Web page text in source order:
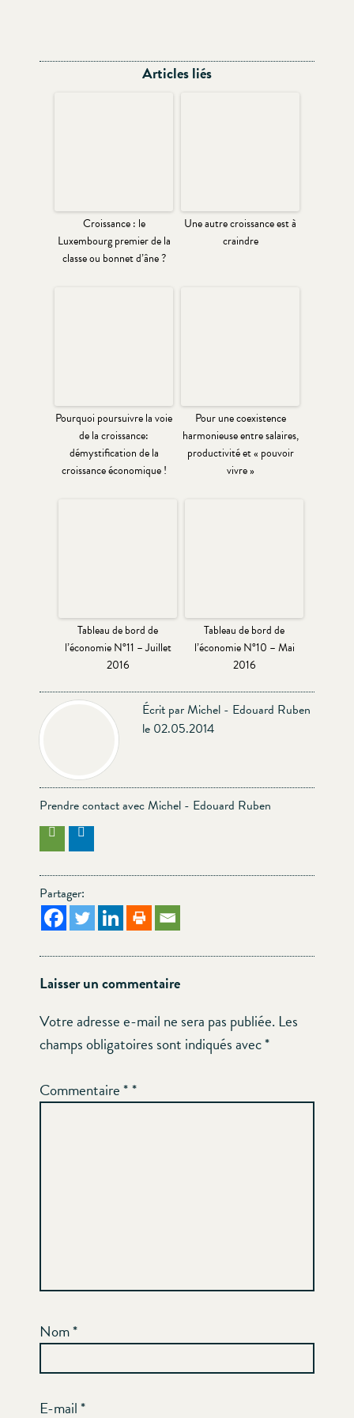
Articles liés
Croissance : le
Luxembourg premier de la
classe ou bonnet d’âne ?
Une autre croissance est à
craindre
Pourquoi poursuivre la voie
de la croissance:
démystification de la
croissance économique !
Pour une coexistence
harmonieuse entre salaires,
productivité et « pouvoir
vivre »
Tableau de bord de
l’économie N°11 – Juillet
2016
Tableau de bord de
l’économie N°10 – Mai
2016
Écrit par Michel - Edouard Ruben
le 02.05.2014
Prendre contact avec Michel - Edouard Ruben
Partager:
Laisser un commentaire
Votre adresse e-mail ne sera pas publiée. Les
champs obligatoires sont indiqués avec*
Commentaire*
Nom*
E-mail*